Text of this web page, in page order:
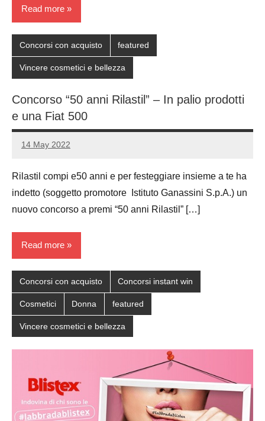
Read more
Concorsi con acquisto featured
Vincere cosmetici e bellezza
Concorso “50 anni Rilastil” – In palio prodotti
e una Fiat 500
14 May 2022
Luca
No
Rilastil compi e50 anni e per festeggiare insieme a te ha
indetto (soggetto promotore Istituto Ganassini S.p.A.) un
nuovo concorso a premi “50 anni Rilastil” […]
Read more
Concorsi con acquisto Concorsi instant win
Cosmetici Donna featured
Vincere cosmetici e bellezza